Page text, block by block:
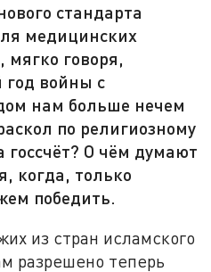
стандарта
медицинских
говоря,
войны с
нам больше нечем
по религиозному
госсчёт? О чём думают
когда, только
победить.
из стран исламского
разрешено теперь